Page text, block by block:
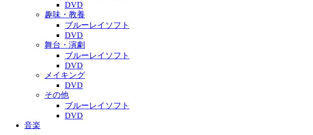
DVD
趣味・教養
ブルーレイソフト
DVD
舞台・演劇
ブルーレイソフト
DVD
メイキング
DVD
その他
ブルーレイソフト
DVD
音楽